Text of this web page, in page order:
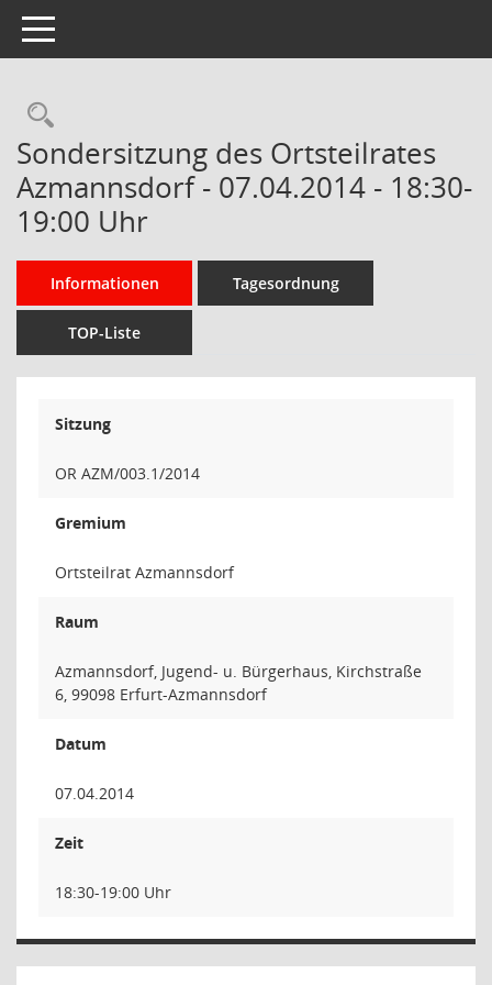
Toggle navigation
Rechercheauswahl
Sondersitzung des Ortsteilrates
Azmannsdorf - 07.04.2014 - 18:30-
19:00 Uhr
Informationen Tagesordnung
TOP-Liste
Sitzung
OR AZM/003.1/2014
Gremium
Ortsteilrat Azmannsdorf
Raum
Azmannsdorf, Jugend- u. Bürgerhaus, Kirchstraße
6, 99098 Erfurt-Azmannsdorf
Datum
07.04.2014
Zeit
18:30-19:00 Uhr